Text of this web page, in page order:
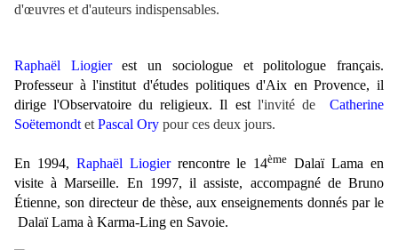
d'œuvres et d'auteurs indispensables.
Raphaël Liogierest un sociologue et politologue français.
Professeur à l'institut d'études politiques d'Aix en Provence, il
dirige l'Observatoire du religieux. Il est l'invité de
Catherine
Soëtemondt et Pascal Ory pour ces deux jours.
En 1994, Raphaël Liogierrencontre le 14ème Dalaï Lama en
visite à Marseille. En 1997, il assiste, accompagné de Bruno
Étienne, son directeur de thèse, aux enseignements donnés par le
Dalaï Lama à Karma-Ling en Savoie.